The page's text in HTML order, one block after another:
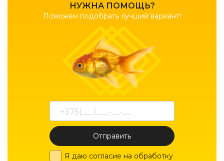
НУЖНА ПОМОЩЬ?
Поможем подобрать лучший вариант!
Отправить
Я даю согласие на обработку